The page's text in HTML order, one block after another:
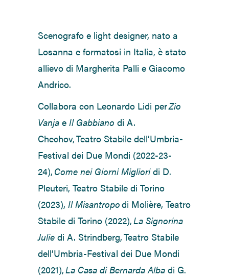
Scenografo e light designer, nato a
Losanna e formatosi in Italia, è stato
allievo di Margherita Palli e Giacomo
Andrico.
Collabora con Leonardo Lidi perZio
Vanja e Il Gabbiano di A.
Chechov,Teatro Stabile dell’Umbria-
Festival dei Due Mondi (2022-23-
24), Come nei Giorni Miglioridi D.
Pleuteri, Teatro Stabile di Torino
(2023), Il Misantropodi Molière, Teatro
Stabile di Torino (2022),La Signorina
Julie di A. Strindberg,Teatro Stabile
dell’Umbria-Festival dei Due Mondi
(2021),La Casa di Bernarda Alba di G.